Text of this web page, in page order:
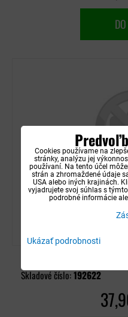
Ford Galaxy 2006-
Nie je skladom
Skladové číslo:192622
Cookies používame na
stránky, analýzu jej
používaní. Na tento účel
strán a zhromaždené údaje
USA alebo iných krajinách.
vyjadrujete svoj súhlas s
podrobné informácie
Ukázať podrobnosti